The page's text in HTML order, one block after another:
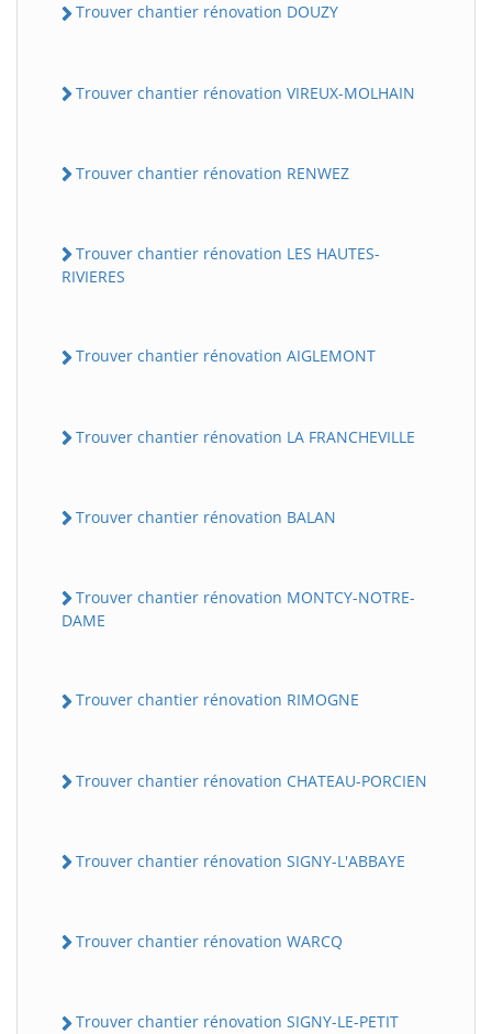
Trouver chantier rénovation DOUZY
Trouver chantier rénovation VIREUX-MOLHAIN
Trouver chantier rénovation RENWEZ
Trouver chantier rénovation LES HAUTES-
RIVIERES
Trouver chantier rénovation AIGLEMONT
Trouver chantier rénovation LA FRANCHEVILLE
Trouver chantier rénovation BALAN
Trouver chantier rénovation MONTCY-NOTRE-
DAME
Trouver chantier rénovation RIMOGNE
Trouver chantier rénovation CHATEAU-PORCIEN
Trouver chantier rénovation SIGNY-L'ABBAYE
Trouver chantier rénovation WARCQ
Trouver chantier rénovation SIGNY-LE-PETIT